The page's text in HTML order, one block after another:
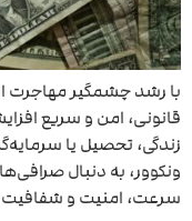
با رشد چشمگیر مهاجرت
قانونی، امن و سریع
زندگی، تحصیل یا
ونکوور، به دنبال
سرعت، امنیت و شفافیت